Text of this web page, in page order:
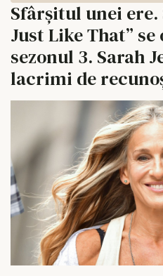
Sfârșitul unei
Just Like That”
sezonul 3. Sarah
lacrimi de